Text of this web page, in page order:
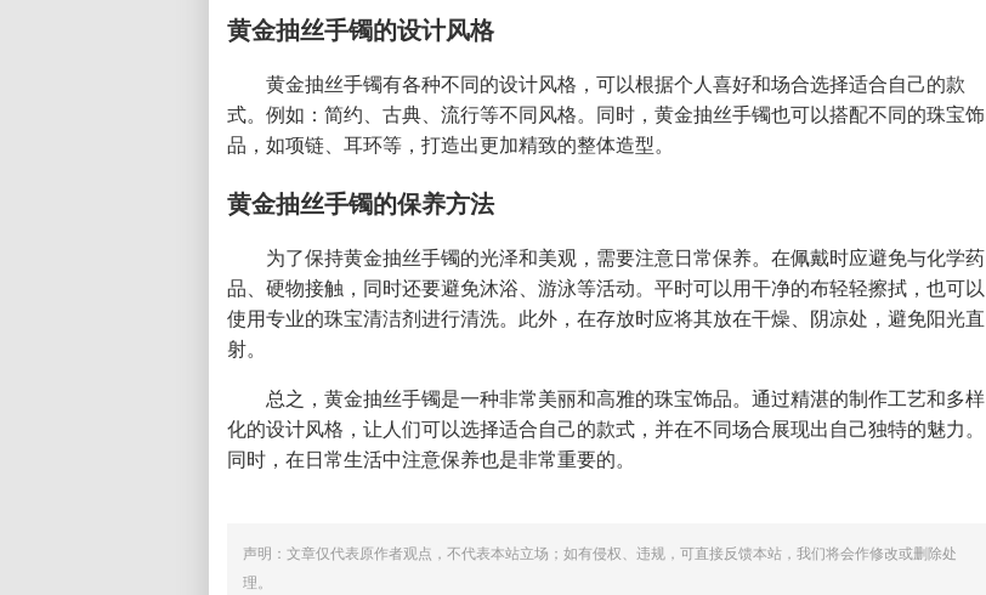
黄金抽丝手镯的设计风格
黄金抽丝手镯有各种不同的设计风格，可以根据个人喜好和场合选择适合自己的款
式。例如：简约、古典、流行等不同风格。同时，黄金抽丝手镯也可以搭配不同的珠宝饰
品，如项链、耳环等，打造出更加精致的整体造型。
黄金抽丝手镯的保养方法
为了保持黄金抽丝手镯的光泽和美观，需要注意日常保养。在佩戴时应避免与化学药
品、硬物接触，同时还要避免沐浴、游泳等活动。平时可以用干净的布轻轻擦拭，也可以
使用专业的珠宝清洁剂进行清洗。此外，在存放时应将其放在干燥、阴凉处，避免阳光直
射。
总之，黄金抽丝手镯是一种非常美丽和高雅的珠宝饰品。通过精湛的制作工艺和多样
化的设计风格，让人们可以选择适合自己的款式，并在不同场合展现出自己独特的魅力。
同时，在日常生活中注意保养也是非常重要的。
声明：文章仅代表原作者观点，不代表本站立场；如有侵权、违规，可直接反馈本站，我们将会作修改或删除处
理。